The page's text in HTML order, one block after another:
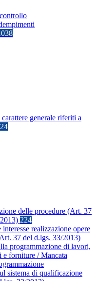
generale riferiti a
delle procedure (Art. 37
224
realizzazione opere
37 del d.lgs. 33/2013)
programmazione di lavori,
e forniture / Mancata
sistema di qualificazione